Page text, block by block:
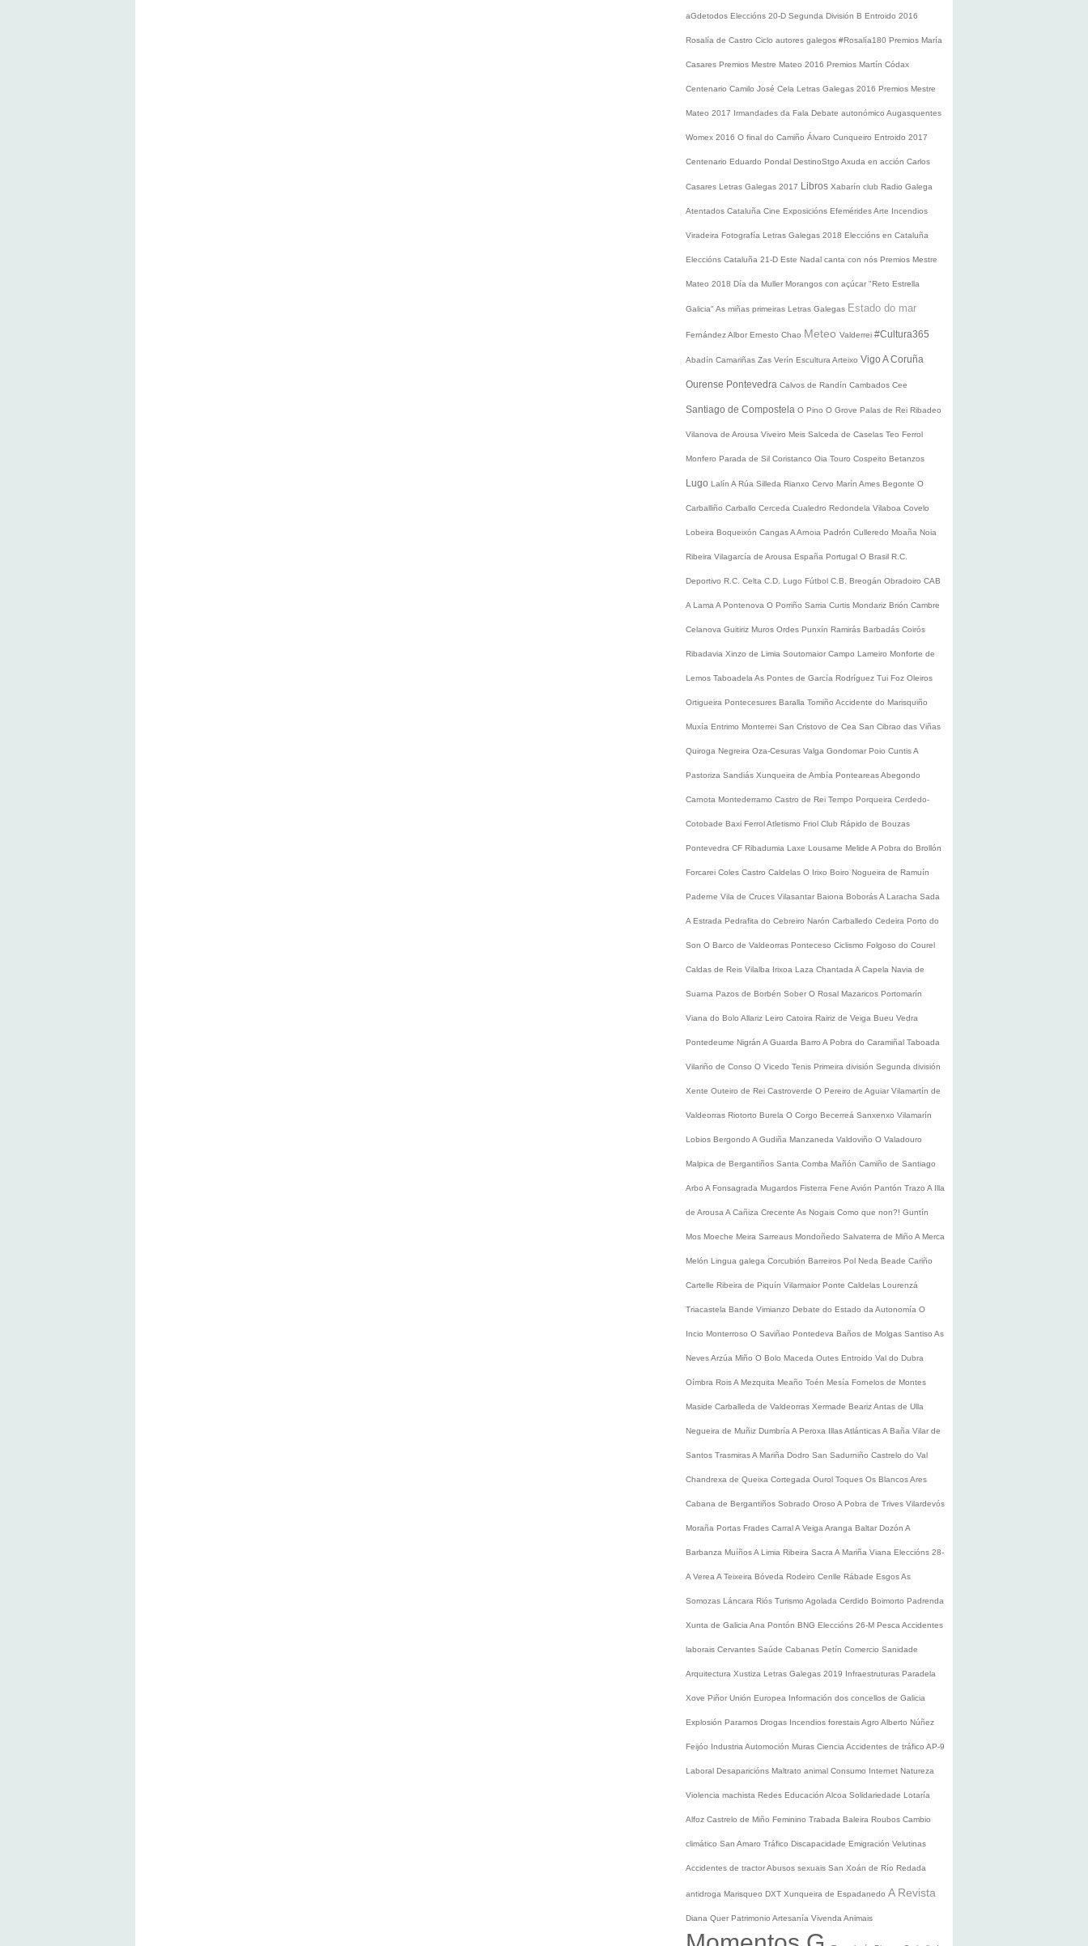
aGdetodos Eleccións 20-D Segunda División B Entroido 2016
Rosalía de Castro Ciclo autores galegos #Rosalía180 Premios María
Casares Premios Mestre Mateo 2016 Premios Martín Códax
Centenario Camilo José Cela Letras Galegas 2016 Premios Mestre
Mateo 2017 Irmandades da Fala Debate autonómico Augasquentes
Womex 2016 O final do Camiño Álvaro Cunqueiro Entroido 2017
Centenario Eduardo Pondal DestinoStgo Axuda en acción Carlos
Casares Letras Galegas 2017 Libros Xabarín club Radio Galega
Atentados Cataluña Cine Exposicións EfeméridesArte Incendios
Viradeira Fotografía Letras Galegas 2018 Eleccións en Cataluña
Eleccións Cataluña 21-D Este Nadal canta con nós Premios Mestre
Mateo 2018 Día da Muller Morangos con açúcar "Reto Estrella
Galicia" As miñas primeiras Letras Galegas Estado do mar
Fernández Albor Ernesto Chao Meteo Valderrei #Cultura365
Abadín Camariñas Zas Verín Escultura Arteixo Vigo A Coruña
Ourense Pontevedra Calvos de Randín Cambados Cee
Santiago de Compostela O Pino O Grove Palas de Rei Ribadeo
Vilanova de Arousa Viveiro Meis Salceda de Caselas Teo Ferrol
Monfero Parada de Sil Coristanco Oia Touro Cospeito Betanzos
Lugo Lalín A Rúa Silleda Rianxo Cervo Marín Ames Begonte O
Carballiño Carballo Cerceda Cualedro Redondela Vilaboa Covelo
Lobeira Boqueixón CangasA Arnoia Padrón Culleredo Moaña Noia
Ribeira Vilagarcía de Arousa España Portugal O Brasil R.C.
Deportivo R.C. Celta C.D. Lugo Fútbol C.B. Breogán Obradoiro CAB
A Lama A Pontenova O Porriño Sarria Curtis Mondariz Brión Cambre
Celanova Guitiriz Muros Ordes Punxín Ramirás Barbadás Coirós
Ribadavia Xinzo de Limia Soutomaior Campo Lameiro Monforte de
Lemos Taboadela As Pontes de García Rodríguez Tui Foz Oleiros
Ortigueira Pontecesures Baralla Tomiño Accidente do Marisquiño
Muxía Entrimo Monterrei San Cristovo de Cea San Cibrao das Viñas
Quiroga Negreira Oza-Cesuras Valga Gondomar Poio CuntisA
Pastoriza Sandiás Xunqueira de Ambía PonteareasAbegondo
Carnota Montederramo Castro de Rei Tempo Porqueira Cerdedo-
Cotobade Baxi FerrolAtletismo Friol Club Rápido de Bouzas
Pontevedra CF Ribadumia Laxe Lousame Melide A Pobra do Brollón
Forcarei Coles Castro Caldelas O Irixo Boiro Nogueira de Ramuín
Paderne Vila de Cruces Vilasantar Baiona BoborásA Laracha Sada
A Estrada Pedrafita do Cebreiro Narón Carballedo Cedeira Porto do
Son O Barco de Valdeorras Ponteceso Ciclismo Folgoso do Courel
Caldas de Reis Vilalba Irixoa Laza Chantada A Capela Navia de
Suarna Pazos de Borbén Sober O Rosal Mazaricos Portomarín
Viana do Bolo Allariz Leiro Catoira Rairiz de Veiga Bueu Vedra
Pontedeume Nigrán A Guarda Barro A Pobra do Caramiñal Taboada
Vilariño de Conso O Vicedo Tenis Primeira división Segunda división
Xente Outeiro de Rei Castroverde O Pereiro de Aguiar Vilamartín de
Valdeorras Riotorto Burela O Corgo Becerreá Sanxenxo Vilamarín
Lobios Bergondo A Gudiña Manzaneda Valdoviño O Valadouro
Malpica de Bergantiños Santa Comba Mañón Camiño de Santiago
Arbo A Fonsagrada Mugardos Fisterra Fene Avión Pantón Trazo A Illa
de Arousa A Cañiza Crecente As Nogais Como que non?! Guntín
Mos Moeche Meira Sarreaus Mondoñedo Salvaterra de Miño A Merca
Melón Lingua galega Corcubión Barreiros Pol Neda Beade Cariño
Cartelle Ribeira de Piquín Vilarmaior Ponte Caldelas Lourenzá
Triacastela Bande Vimianzo Debate do Estado da Autonomía O
Incio Monterroso O Saviñao Pontedeva Baños de Molgas Santiso As
NevesArzúa Miño O Bolo Maceda Outes Entroido Val do Dubra
Oímbra RoisA Mezquita Meaño Toén Mesía Fornelos de Montes
Maside Carballeda de Valdeorras Xermade BearizAntas de Ulla
Negueira de Muñiz Dumbría A Peroxa Illas AtlánticasA Baña Vilar de
Santos TrasmirasA Mariña Dodro San Sadurniño Castrelo do Val
Chandrexa de Queixa Cortegada Ourol Toques Os BlancosAres
Cabana de Bergantiños Sobrado Oroso A Pobra de Trives Vilardevós
Moraña Portas Frades CarralA Veiga Aranga Baltar Dozón A
Barbanza MuíñosA Limia Ribeira Sacra A Mariña Viana Eleccións 28-
A Verea A Teixeira Bóveda Rodeiro Cenlle Rábade EsgosAs
Somozas Láncara Riós Turismo Agolada Cerdido Boimorto Padrenda
Xunta de Galicia Ana Pontón BNG Eleccións 26-M Pesca Accidentes
laborais Cervantes Saúde Cabanas Petín Comercio Sanidade
Arquitectura Xustiza Letras Galegas 2019 Infraestruturas Paradela
Xove Piñor Unión Europea Información dos concellos de Galicia
Explosión Paramos Drogas Incendios forestaisAgro Alberto Núñez
Feijóo Industria Automoción Muras Ciencia Accidentes de tráfico AP-9
Laboral Desaparicións Maltrato animal Consumo Internet Natureza
Violencia machista Redes Educación Alcoa Solidariedade Lotaría
Alfoz Castrelo de Miño Feminino Trabada Baleira Roubos Cambio
climático San Amaro Tráfico Discapacidade Emigración Velutinas
Accidentes de tractorAbusos sexuais San Xoán de Río Redada
antidroga Marisqueo DXT Xunqueira de Espadanedo A Revista
Diana Quer Patrimonio Artesanía Vivenda Animais